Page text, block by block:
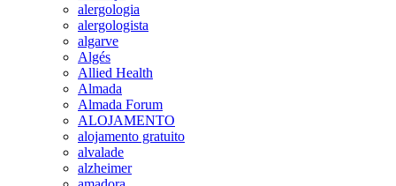
alergologia
alergologista
algarve
Algés
Allied Health
Almada
Almada Forum
ALOJAMENTO
alojamento gratuito
alvalade
alzheimer